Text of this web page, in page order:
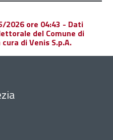
2026 ore 04:43 - Dati
del Comune di
di Venis S.p.A.